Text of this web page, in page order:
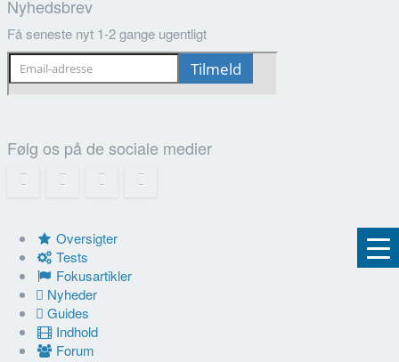
Nyhedsbrev
Få seneste nyt 1-2 gange ugentligt
Følg os på de sociale medier
Oversigter
Tests
Fokusartikler
Nyheder
Guides
Indhold
Forum